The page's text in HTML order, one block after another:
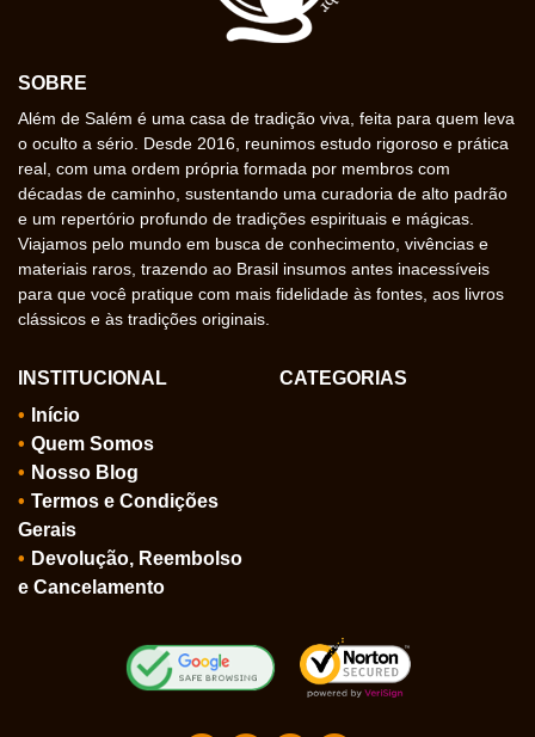
SOBRE
Além de Salém é uma casa de tradição viva, feita para quem leva
o oculto a sério. Desde 2016, reunimos estudo rigoroso e prática
real, com uma ordem própria formada por membros com
décadas de caminho, sustentando uma curadoria de alto padrão
e um repertório profundo de tradições espirituais e mágicas.
Viajamos pelo mundo em busca de conhecimento, vivências e
materiais raros, trazendo ao Brasil insumos antes inacessíveis
para que você pratique com mais fidelidade às fontes, aos livros
clássicos e às tradições originais.
INSTITUCIONAL
Início
Quem Somos
Nosso Blog
Termos e Condições
Gerais
Devolução, Reembolso
e Cancelamento
CATEGORIAS